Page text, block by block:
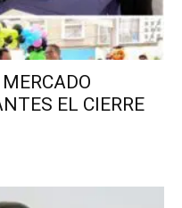
EL CIERRE